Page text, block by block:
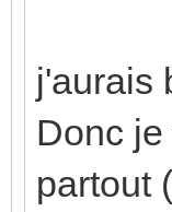
j'aurais
Donc
partout